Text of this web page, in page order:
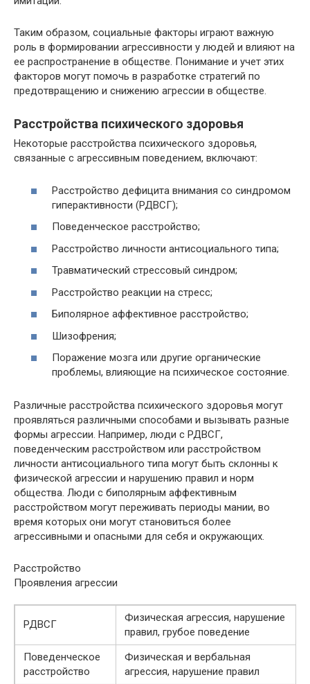
Таким образом, социальные факторы играют важную
роль в формировании агрессивности у людей и влияют на
ее распространение в обществе. Понимание и учет этих
факторов могут помочь в разработке стратегий по
предотвращению и снижению агрессии в обществе.
Расстройства психического здоровья
Некоторые расстройства психического здоровья,
связанные с агрессивным поведением, включают:
Расстройство дефицита внимания со синдромом
гиперактивности (РДВСГ);
Поведенческое расстройство;
Расстройство личности антисоциального типа;
Травматический стрессовый синдром;
Расстройство реакции на стресс;
Биполярное аффективное расстройство;
Шизофрения;
Поражение мозга или другие органические
проблемы, влияющие на психическое состояние.
Различные расстройства психического здоровья могут
проявляться различными способами и вызывать разные
формы агрессии. Например, люди с РДВСГ,
поведенческим расстройством или расстройством
личности антисоциального типа могут быть склонны к
физической агрессии и нарушению правил и норм
общества. Люди с биполярным аффективным
расстройством могут переживать периоды мании, во
время которых они могут становиться более
агрессивными и опасными для себя и окружающих.
Расстройство
Проявления агрессии
РДВСГ
Физическая агрессия, нарушение
правил, грубое поведение
Поведенческое
расстройство
Физическая и вербальная
агрессия, нарушение правил